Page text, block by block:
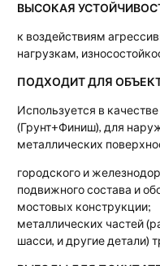
ВЫСОКАЯ
к воздействиям
нагрузкам,
ПОДХОДИТ ДЛЯ
Используется в
(Грунт+Финиш), для
металлических
городского и
подвижного состава и
мостовых конструкции;
металлических частей
шасси, и другие детали)